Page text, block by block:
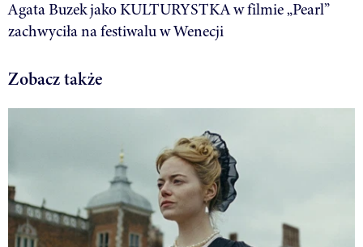
Agata Buzek jako KULTURYSTKA w filmie „Pearl”
zachwyciła na festiwalu w Wenecji
Zobacz także